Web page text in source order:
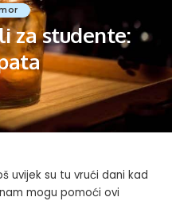
za studente:
uvijek su tu vrući dani kad
mogu pomoći ovi